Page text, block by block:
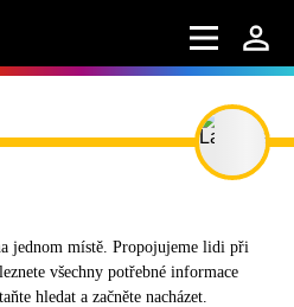
jednom místě. Propojujeme lidi při
všechny potřebné informace
hledat a začněte nacházet.